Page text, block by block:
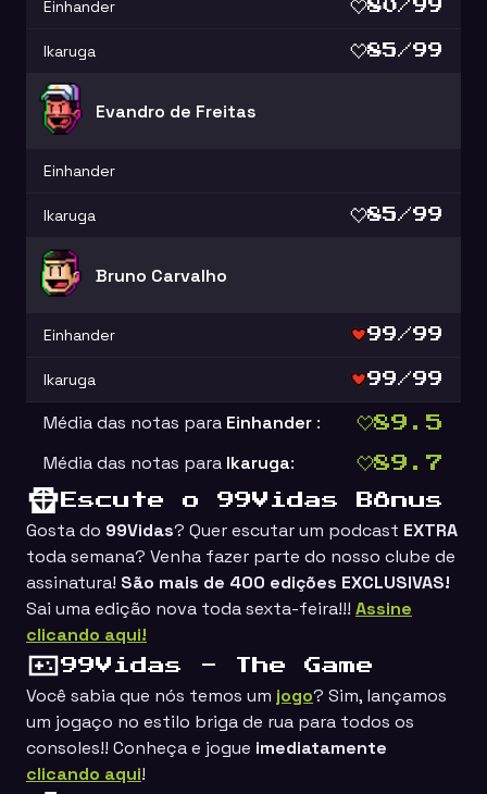
Einhander 80/99
Ikaruga 85/99
Evandro de Freitas
Einhander
Ikaruga 85/99
Bruno Carvalho
Einhander 99/99
Ikaruga 99/99
Média das notas para Einhander : 89.5
Média das notas para Ikaruga: 89.7
Escute o 99Vidas Bônus
Gosta do 99Vidas? Quer escutar um podcast EXTRA
toda semana? Venha fazer parte do nosso clube de
assinatura! São mais de 400 edições EXCLUSIVAS!
Sai uma edição nova toda sexta-feira!!! Assine
clicando aqui!
99Vidas - The Game
Você sabia que nós temos um jogo? Sim, lançamos
um jogaço no estilo briga de rua para todos os
consoles!! Conheça e jogue imediatamente
clicando aqui!